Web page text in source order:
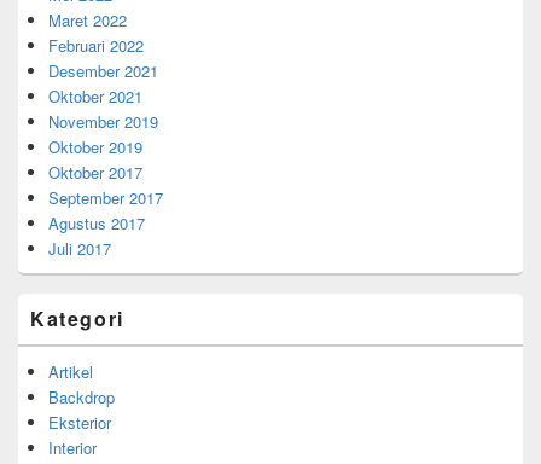
Maret 2022
Februari 2022
Desember 2021
Oktober 2021
November 2019
Oktober 2019
Oktober 2017
September 2017
Agustus 2017
Juli 2017
Kategori
Artikel
Backdrop
Eksterior
Interior